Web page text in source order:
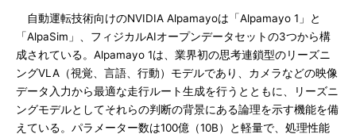
自動運転技術向けのNVIDIA Alpamayoは「Alpamayo 1」と
「AlpaSim」、フィジカルAIオープンデータセットの3つから構
成されている。Alpamayo 1は、業界初の思考連鎖型のリーズニ
ングVLA（視覚、言語、行動）モデルであり、カメラなどの映像
データ入力から最適な走行ルート生成を行うとともに、リーズニ
ングモデルとしてそれらの判断の背景にある論理を示す機能を備
えている。パラメーター数は100億（10B）と軽量で、処理性能